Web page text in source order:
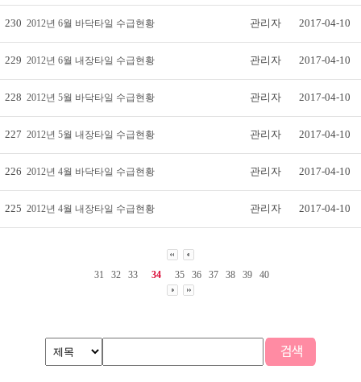
230 2012년 6월 바닥타일 수급현황 관리자 2017-04-10
229 2012년 6월 내장타일 수급현황 관리자 2017-04-10
228 2012년 5월 바닥타일 수급현황 관리자 2017-04-10
227 2012년 5월 내장타일 수급현황 관리자 2017-04-10
226 2012년 4월 바닥타일 수급현황 관리자 2017-04-10
225 2012년 4월 내장타일 수급현황 관리자 2017-04-10
31 32 33 34 35 36 37 38 39 40